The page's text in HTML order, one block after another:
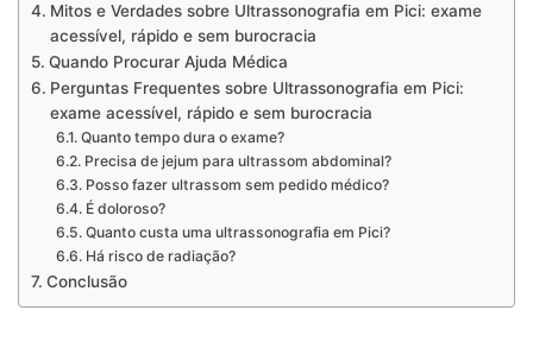
Mitos e Verdades sobre Ultrassonografia em Pici: exame
acessível, rápido e sem burocracia
Quando Procurar Ajuda Médica
Perguntas Frequentes sobre Ultrassonografia em Pici:
exame acessível, rápido e sem burocracia
Quanto tempo dura o exame?
Precisa de jejum para ultrassom abdominal?
Posso fazer ultrassom sem pedido médico?
É doloroso?
Quanto custa uma ultrassonografia em Pici?
Há risco de radiação?
Conclusão